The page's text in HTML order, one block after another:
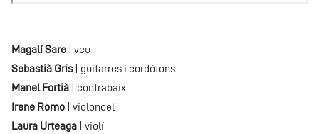
Magalí Sare | veu
Sebastià Gris| guitarres i cordòfons
Manel Fortià | contrabaix
Irene Romo | violoncel
Laura Urteaga | violí